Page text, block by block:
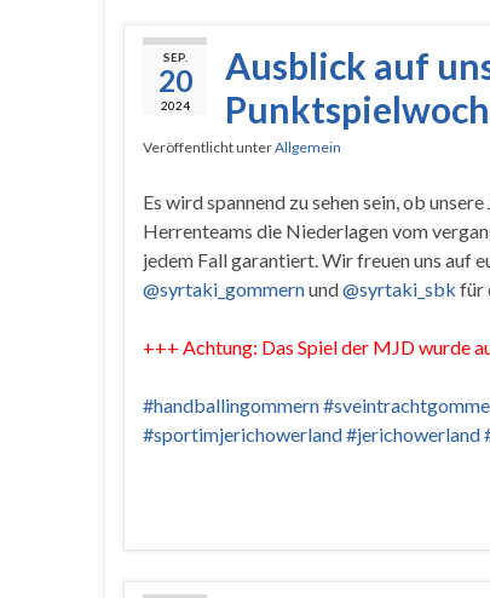
SEP.
20
2024
Ausblick auf
Veröffentlicht unterAllgemein
Es wird spannend zu sehen sein, ob
Herrenteams die Niederlagen vom
jedem Fall garantiert. Wir freuen uns auf
@syrtaki_gommernund@syrtaki_sbk für
+++ Achtung: Das Spiel der MJD wurde
#handballingommern
#sportimjerichowerland#jerichowerland